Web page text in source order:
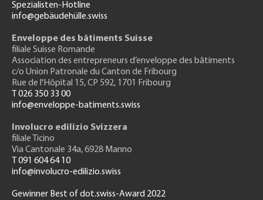
Spezialisten-Hotline
info@gebäudehülle.swiss
Enveloppe des bâtiments Suisse
filiale Suisse Romande
Association des entrepreneurs d’enveloppe des bâtiments
c/o Union Patronale du Canton de Fribourg
Rue de l'Hôpital 15, CP 592, 1701 Fribourg
T 026 350 33 00
info@enveloppe-batiments.swiss
Involucro edilizio Svizzera
filiale Ticino
Via Cantonale 34a, 6928 Manno
T 091 604 64 10
info@involucro-edilizio.swiss
Gewinner Best of dot.swiss-Award 2022